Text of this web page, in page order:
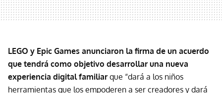
LEGO y Epic Games anunciaron la firma de un acuerdo
que tendrá como objetivo desarrollar una nueva
experiencia digital familiar que “dará a los niños
herramientas que los empoderen a ser creadores y dará